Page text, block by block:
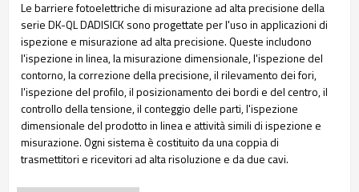
Le barriere fotoelettriche di misurazione ad alta precisione della
serie DK-QL DADISICK sono progettate per l'uso in applicazioni di
ispezione e misurazione ad alta precisione. Queste includono
l'ispezione in linea, la misurazione dimensionale, l'ispezione del
contorno, la correzione della precisione, il rilevamento dei fori,
l'ispezione del profilo, il posizionamento dei bordi e del centro, il
controllo della tensione, il conteggio delle parti, l'ispezione
dimensionale del prodotto in linea e attività simili di ispezione e
misurazione. Ogni sistema è costituito da una coppia di
trasmettitori e ricevitori ad alta risoluzione e da due cavi.